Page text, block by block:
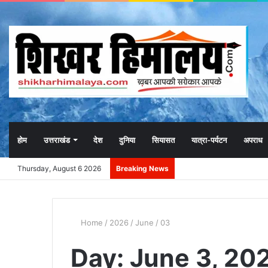
होम उत्तराखंड देश दुनिया सियासत यात्रा-पर्यटन अपराध
Thursday, August 6 2026 Breaking News
Home / 2026 / June / 03
Day: June 3,